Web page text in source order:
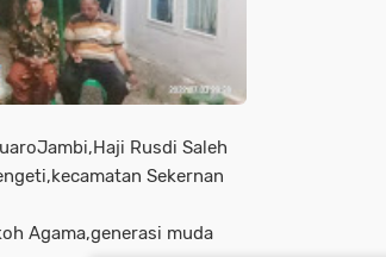
Rusdi Saleh
Sekernan
Agama,generasi muda